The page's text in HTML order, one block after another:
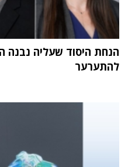
הנחת היסוד שעליה נבנה
להתערער